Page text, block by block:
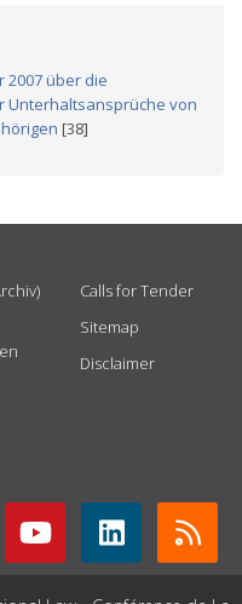
2007 über die
Unterhaltsansprüche von
[38]
Calls for Tender
Sitemap
Disclaimer